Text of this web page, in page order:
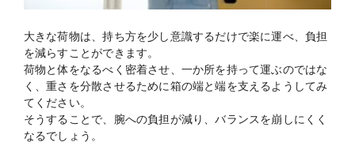
大きな荷物は、持ち方を少し意識するだけで楽に運べ、負担
を減らすことができます。
荷物と体をなるべく密着させ、一か所を持って運ぶのではな
く、重さを分散させるために箱の端と端を支えるようしてみ
てください。
そうすることで、腕への負担が減り、バランスを崩しにくく
なるでしょう。